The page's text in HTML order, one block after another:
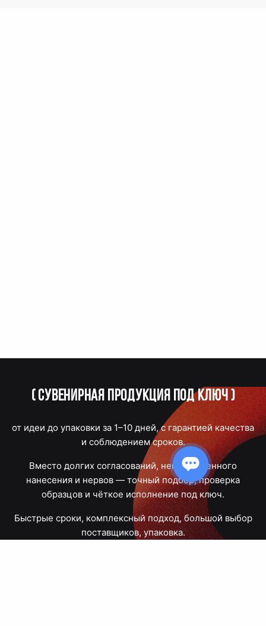
(Сувенирная продукция под ключ)
от идеи до упаковки за 1–10 дней, с гарантией качества
и соблюдением сроков.
Вместо долгих согласований, некачественного
нанесения и нервов — точный подбор, проверка
образцов и чёткое исполнение под ключ.
Быстрые сроки, комплексный подход, большой выбор
поставщиков, упаковка.